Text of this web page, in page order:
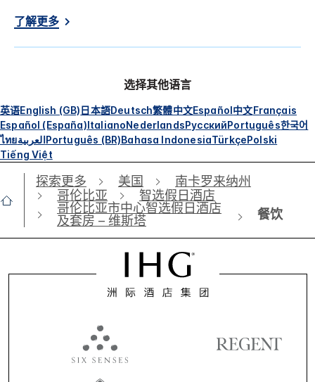
了解更多
选择其他语言
英语English (GB)日本語Deutsch繁體中文Español中文Français
Español (España)ItalianoNederlandsРусскийPortuguês한국어
ไทยالعربيةPortuguês (BR)Bahasa IndonesiaTürkçePolski
Tiếng Việt
探索更多 美国
南卡罗来纳州
哥伦比亚
智选假日酒店
哥伦比亚市中心智选假日酒店
及套房 – 维斯塔
餐饮